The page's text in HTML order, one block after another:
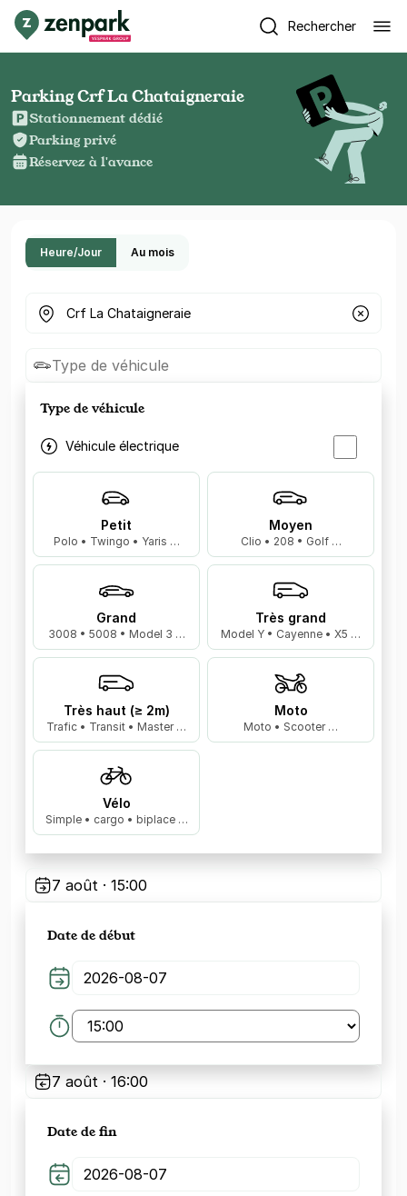
Rechercher
Parking Crf La Chataigneraie
Stationnement dédié
Parking privé
Réservez à l'avance
Heure/Jour Au mois
Où cherchez-vous un parking ?
Type de véhicule
Type de véhicule
Véhicule électrique
Petit
Polo • Twingo • Yaris …
Moyen
Clio • 208 • Golf …
Grand
3008 • 5008 • Model 3 …
Très grand
Model Y • Cayenne • X5 …
Très haut (≥ 2m)
Trafic • Transit • Master …
Moto
Moto • Scooter …
Vélo
Simple • cargo • biplace …
7 août · 15:00
Date de début
7 août · 16:00
Date de fin